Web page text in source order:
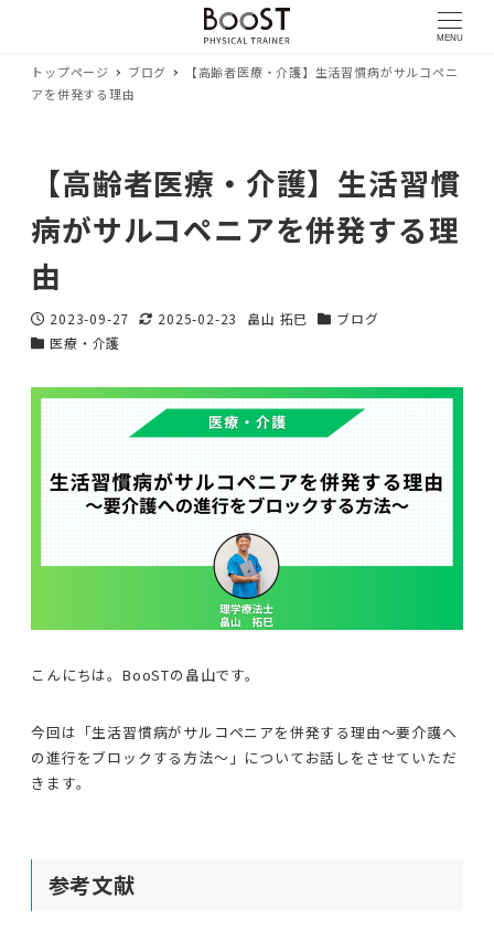
MENU
トップページ ブログ
【高齢者医療・介護】生活習慣病がサルコペニ
アを併発する理由
【高齢者医療・介護】生活習慣
病がサルコペニアを併発する理
由
投稿日
2023-09-27
更新日
2025-02-23
著
畠山 拓巳
カテゴリー
ブログ
カテゴリー
医療・介護
こんにちは。BooSTの畠山です。
今回は「生活習慣病がサルコペニアを併発する理由〜要介護へ
の進行をブロックする方法〜」についてお話しをさせていただ
きます。
参考文献